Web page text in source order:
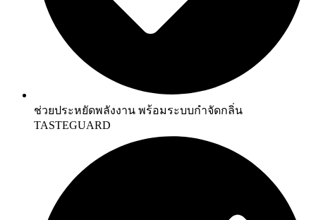
ช่วยประหยัดพลังงาน พร้อมระบบกำจัดกลิ่น
TASTEGUARD